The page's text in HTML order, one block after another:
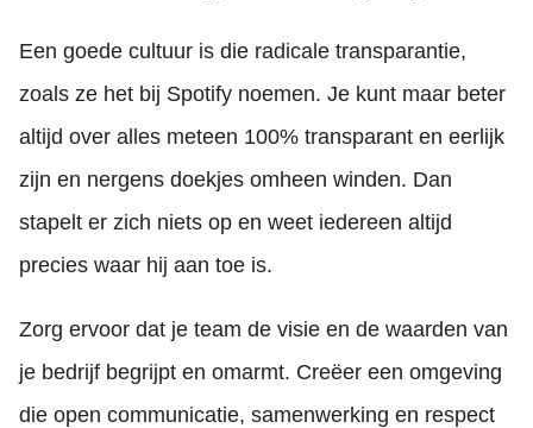
Een goede cultuur is die radicale transparantie,
zoals ze het bij Spotify noemen. Je kunt maar beter
altijd over alles meteen 100% transparant en eerlijk
zijn en nergens doekjes omheen winden. Dan
stapelt er zich niets op en weet iedereen altijd
precies waar hij aan toe is.
Zorg ervoor dat je team de visie en de waarden van
je bedrijf begrijpt en omarmt. Creëer een omgeving
die open communicatie, samenwerking en respect